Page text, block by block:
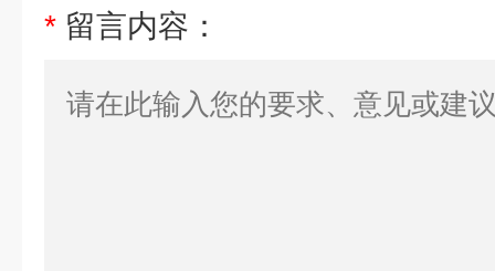
* 留言内容：